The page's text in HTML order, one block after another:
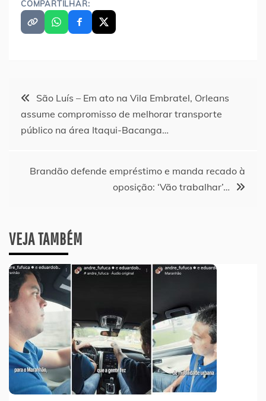
COMPARTILHAR:
Navegação
de
São Luís – Em ato na Vila Embratel, Orleans
assume compromisso de melhorar transporte
público na área Itaqui-Bacanga…
Brandão defende empréstimo e manda recado à
oposição: ‘Vão trabalhar’…
VEJA TAMBÉM